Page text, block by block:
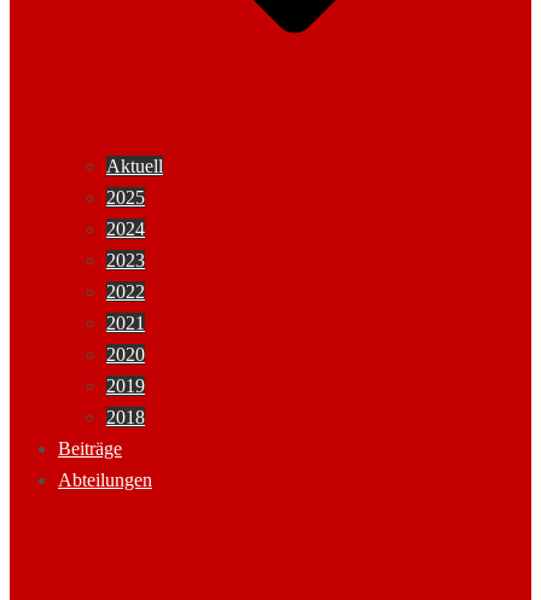
Aktuell
2025
2024
2023
2022
2021
2020
2019
2018
Beiträge
Abteilungen